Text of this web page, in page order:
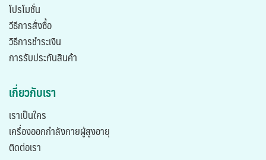
โปรโมชั่น
วีธีการสั่งซื้อ
วิธีการชำระเงิน
การรับประกันสินค้า
เกี่ยวกับเรา
เราเป็นใคร
เครื่องออกกำลังกายผู้สูงอายุ
ติดต่อเรา